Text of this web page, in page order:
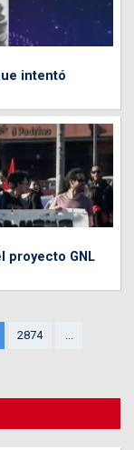
intentó
proyecto GNL
2874 ...